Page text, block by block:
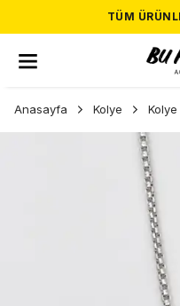
TÜM
Anasayfa Kolye